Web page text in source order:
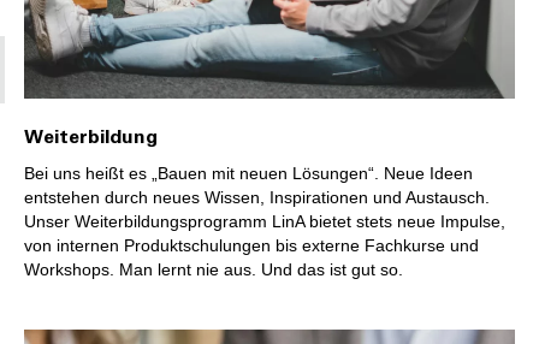
Weiterbildung
Bei uns heißt es „Bauen mit neuen Lösungen“. Neue Ideen
entstehen durch neues Wissen, Inspirationen und Austausch.
Unser Weiterbildungsprogramm LinA bietet stets neue Impulse,
von internen Produktschulungen bis externe Fachkurse und
Workshops. Man lernt nie aus. Und das ist gut so.